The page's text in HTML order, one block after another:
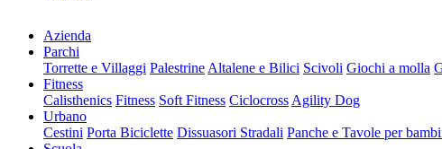
Azienda
Parchi
Torrette e Villaggi Palestrine Altalene e Bilici Scivoli Giochi a molla
Fitness
Calisthenics Fitness Soft Fitness Ciclocross Agility Dog
Urbano
Cestini Porta Biciclette Dissuasori Stradali Panche e Tavole per